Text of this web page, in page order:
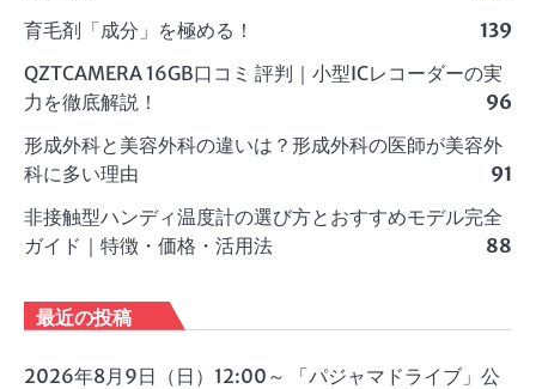
育毛剤「成分」を極める！
139
QZTCAMERA 16GB口コミ 評判｜小型ICレコーダーの実
力を徹底解説！
96
形成外科と美容外科の違いは？形成外科の医師が美容外
科に多い理由
91
非接触型ハンディ温度計の選び方とおすすめモデル完全
ガイド｜特徴・価格・活用法
88
最近の投稿
2026年8月9日（日）12:00～ 「パジャマドライブ」公